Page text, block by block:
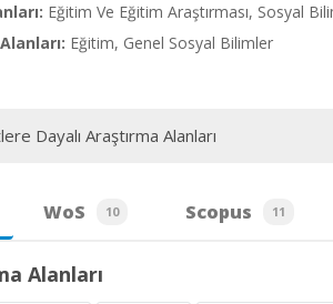
Eğitim Ve Eğitim Araştırması, Sosyal
Eğitim, Genel Sosyal Bilimler
Dayalı Araştırma Alanları
WoS 10 Scopus 11
Alanları